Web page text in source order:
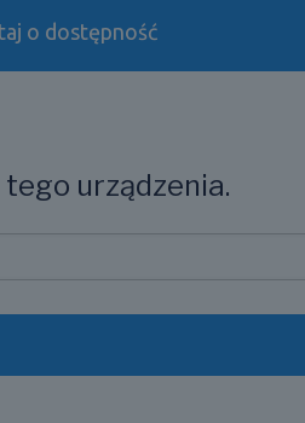
o dostępność
urządzenia.